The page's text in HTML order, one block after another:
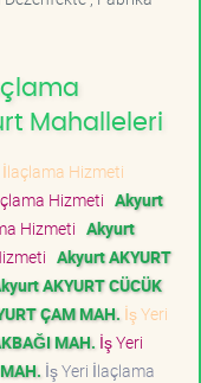
Mahalleleri
İlaçlama Hizmeti
Hizmeti Akyurt
Hizmeti Akyurt
Akyurt AKYURT
AKYURT CÜCÜK
ÇAM MAH. İş Yeri
MAH. İş Yeri
İş Yeri İlaçlama